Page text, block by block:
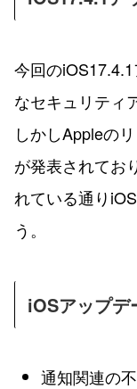
今回の
なセキュリティ
しかしAppleの
が発表されてお
れている通り
う。
iOSアップデ
通知関連の